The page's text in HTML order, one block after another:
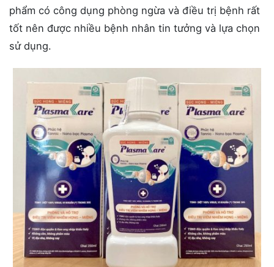
phẩm có công dụng phòng ngừa và điều trị bệnh rất
tốt nên được nhiều bệnh nhân tin tưởng và lựa chọn
sử dụng.